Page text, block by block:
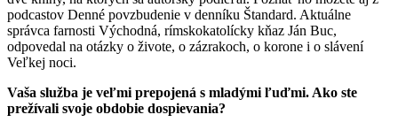
podcastov Denné povzbudenie v denníku Štandard. Aktuálne
správca farnosti Východná, rímskokatolícky kňaz Ján Buc,
odpovedal na otázky o živote, o zázrakoch, o korone i o slávení
Veľkej noci.
Vaša služba je veľmi prepojená s mladými ľuďmi. Ako ste
prežívali svoje obdobie dospievania?